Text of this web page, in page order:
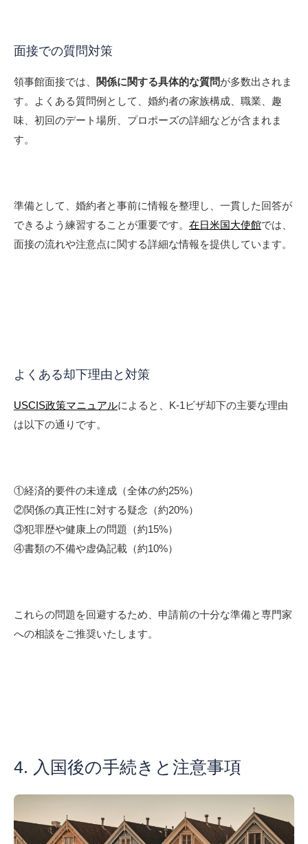
面接での質問対策
領事館面接では、 関係に関する具体的な質問が多数出されま
す。よくある質問例として、婚約者の家族構成、職業、趣
味、初回のデート場所、プロポーズの詳細などが含まれま
す。
準備として、婚約者と事前に情報を整理し、一貫した回答が
できるよう練習することが重要です。 在日米国大使館では、
面接の流れや注意点に関する詳細な情報を提供しています。
よくある却下理由と対策
USCIS政策マニュアルによると、K-1ビザ却下の主要な理由
は以下の通りです。
①経済的要件の未達成（全体の約25%）
②関係の真正性に対する疑念（約20%）
③犯罪歴や健康上の問題（約15%）
④書類の不備や虚偽記載（約10%）
これらの問題を回避するため、申請前の十分な準備と専門家
への相談をご推奨いたします。
4. 入国後の手続きと注意事項